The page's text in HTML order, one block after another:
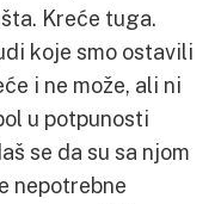
Kreće tuga.
koje smo ostavili
i ne može, ali ni
u potpunosti
se da su sa njom
nepotrebne